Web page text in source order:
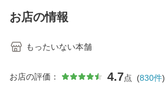
恵 藤本幸三 / 南江
堂 [単行
お店の情報
もったいない本舗
お店の評価： 4.7点 (830件)